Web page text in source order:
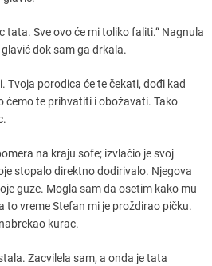
tata. Sve ovo će mi toliko faliti.“ Nagnula
dok sam ga drkala.
Tvoja porodica će te čekati, dođi kad
ćemo te prihvatiti i obožavati. Tako
na kraju sofe; izvlačio je svoj
stopalo direktno dodirivalo. Njegova
guze. Mogla sam da osetim kako mu
to vreme Stefan mi je proždirao pičku.
kurac.
Zacvilela sam, a onda je tata